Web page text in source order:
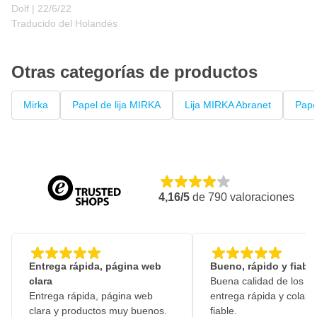
Dolf | 22 de junio de 2022
22/6/22
Traducido del Holandés
Otras categorías de productos
Mirka Papel de lija MIRKA Lija MIRKA Abranet
4,16/5 de 790 valoraciones
Entrega rápida, página web
clara
Entrega rápida, página web
clara y productos muy buenos.
Bueno, rápido y fiable
Buena calidad de los
entrega rápida y
fiable.